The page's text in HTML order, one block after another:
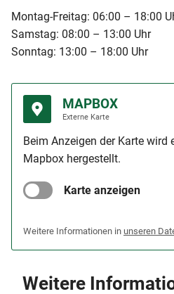
Montag-Freitag: 06:00 – 18:00
Samstag: 08:00 – 13:00 Uhr
Sonntag: 13:00 – 18:00 Uhr
MAPBOX
Externe Karte
Beim Anzeigen der Karte wird
Mapbox hergestellt.
Karte anzeigen
Weitere Informationen in unseren
Weitere